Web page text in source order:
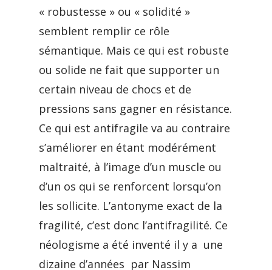
« robustesse » ou « solidité »
semblent remplir ce rôle
sémantique. Mais ce qui est robuste
ou solide ne fait que supporter un
certain niveau de chocs et de
pressions sans gagner en résistance.
Ce qui est antifragile va au contraire
s’améliorer en étant modérément
maltraité, à l’image d’un muscle ou
d’un os qui se renforcent lorsqu’on
les sollicite. L’antonyme exact de la
fragilité, c’est donc l’antifragilité. Ce
néologisme a été inventé il y a une
dizaine d’années par Nassim